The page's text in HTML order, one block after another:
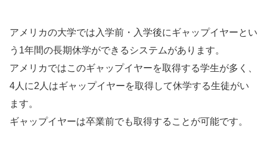
アメリカの大学では入学前・入学後にギャップイヤーとい
う1年間の長期休学ができるシステムがあります。
アメリカではこのギャップイヤーを取得する学生が多く、
4人に2人はギャップイヤーを取得して休学する生徒がい
ます。
ギャップイヤーは卒業前でも取得することが可能です。